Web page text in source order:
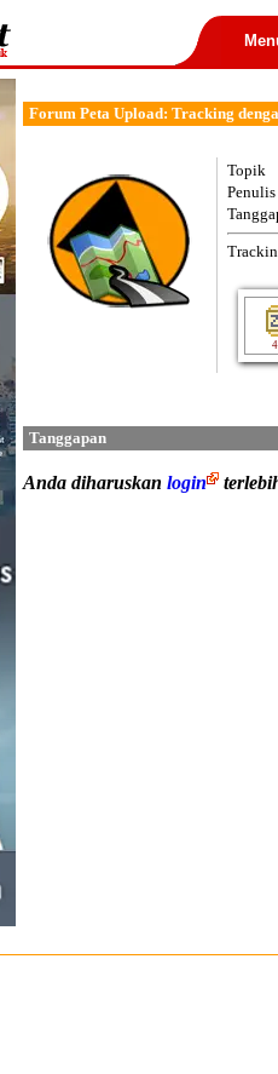
Forum Peta Upload: Tracking
Topik
Penulis
Tanggapan
Anda diharuskan login